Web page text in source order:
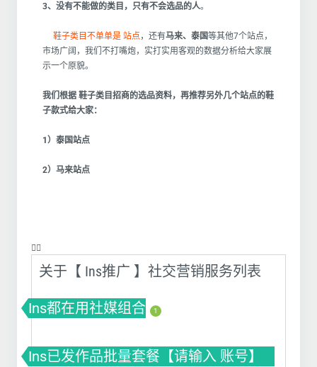
3、没有不能做的类目，只有不会选品的人。
鞋子类目不单单是 站点 ，还有马来、泰国等其他7个站点，
市场广阔，我们不打嘴炮，实打实用客观的数据分析给大家展
示一个原貌。
我们根据 鞋子类目招商的选品资料，再推荐另外几个站点的鞋
子款式给大家：
1）泰国站点
2）马来站点
❤️‍🔥
关于【 Ins推广 】社交营销服务列表
Ins都在用社媒组合 1
Ins已发作品批量套餐【请输入 账号】